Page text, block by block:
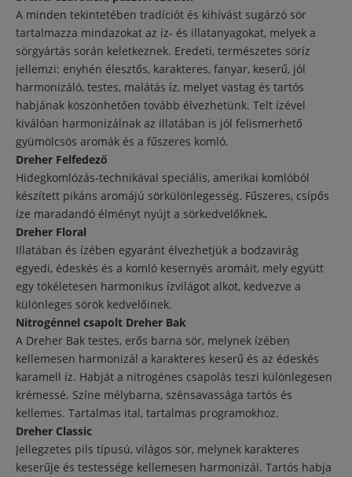
A minden tekintetében tradíciót és kihívást sugárzó sör
tartalmazza mindazokat az íz- és illatanyagokat, melyek a
sörgyártás során keletkeznek. Eredeti, természetes söríz
jellemzi: enyhén élesztős, karakteres, fanyar, keserű, jól
harmonizáló, testes, malátás íz, melyet vastag és tartós
habjának köszönhetően tovább élvezhetünk. Telt ízével
kiválóan harmonizálnak az illatában is jól felismerhető
gyümölcsös aromák és a fűszeres komló.
Dreher Felfedező
Hidegkomlózás-technikával speciális, amerikai komlóból
készített pikáns aromájú sörkülönlegesség. Fűszeres, csípős
íze maradandó élményt nyújt a sörkedvelőknek.
Dreher Floral
Illatában és ízében egyaránt élvezhetjük a bodzavirág
egyedi, édeskés és a komló kesernyés aromáit, mely együtt
egy tökéletesen harmonikus ízvilágot alkot, kedvezve a
különleges sörök kedvelőinek.
Nitrogénnel csapolt Dreher Bak
A Dreher Bak testes, erős barna sör, melynek ízében
kellemesen harmonizál a karakteres keserű és az édeskés
karamell íz. Habját a nitrogénes csapolás teszi különlegesen
krémessé. Színe mélybarna, szénsavassága tartós és
kellemes. Tartalmas ital, tartalmas programokhoz.
Dreher Classic
Jellegzetes pils típusú, világos sör, melynek karakteres
keserűje és testessége kellemesen harmonizál. Tartós habja